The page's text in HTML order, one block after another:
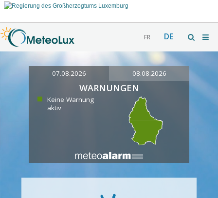
FR DE
07.08.2026 08.08.2026
WARNUNGEN
Keine Warnung
aktiv